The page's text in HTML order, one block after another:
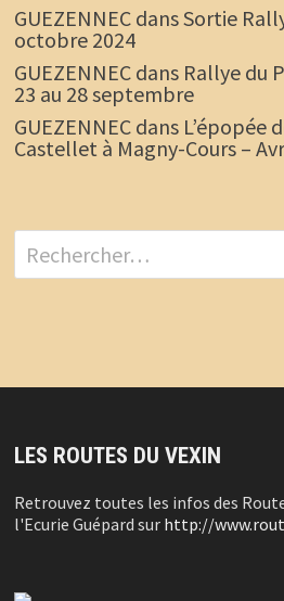
GUEZENNECdansSortie
octobre 2024
GUEZENNECdans Rallye du
23 au 28 septembre
GUEZENNECdans L’épopée
Castellet à Magny-Cours –
Rechercher :
LES ROUTES DU VEXIN
Retrouvez toutes les infos des
l'Ecurie Guépard sur http://